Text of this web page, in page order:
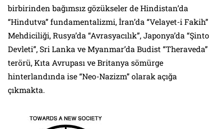
birbirinden bağımsız gözükseler de Hindistan’da
“Hindutva” fundamentalizmi, İran’da “Velayet-i Fakih”
Mehdiciliği, Rusya’da “Avrasyacılık”, Japonya’da “Şinto
Devleti”, Sri Lanka ve Myanmar’da Budist “Theraveda”
terörü, Kıta Avrupası ve Britanya sömürge
hinterlandında ise “Neo-Nazizm” olarak açığa
çıkmakta.